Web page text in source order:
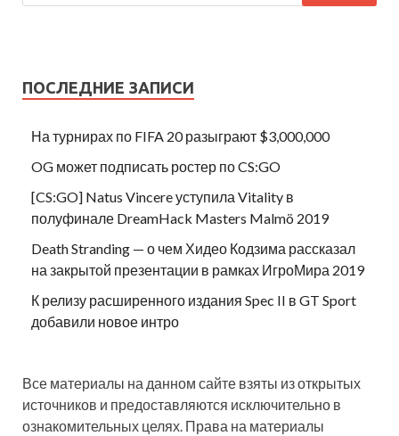
ПОСЛЕДНИЕ ЗАПИСИ
На турнирах по FIFA 20 разыграют $3,000,000
OG может подписать ростер по CS:GO
[CS:GO] Natus Vincere уступила Vitality в
полуфинале DreamHack Masters Malmö 2019
Death Stranding — о чем Хидео Кодзима рассказал
на закрытой презентации в рамках ИгроМира 2019
К релизу расширенного издания Spec II в GT Sport
добавили новое интро
Все материалы на данном сайте взяты из открытых
источников и предоставляются исключительно в
ознакомительных целях. Права на материалы